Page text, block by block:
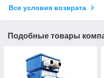
Все условия возврата
Подобные товары